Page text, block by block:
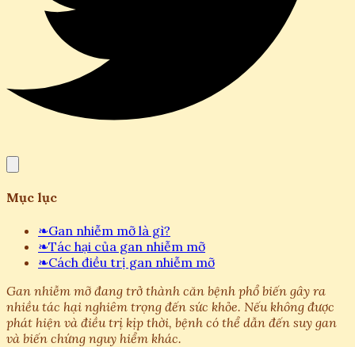
Mục lục
❧Gan nhiễm mỡ là gì?
❧Tác hại của gan nhiễm mỡ
❧Cách điều trị gan nhiễm mỡ
Gan nhiễm mỡ đang trở thành căn bệnh phổ biến gây ra
nhiều tác hại nghiêm trọng đến sức khỏe. Nếu không được
phát hiện và điều trị kịp thời, bệnh có thể dẫn đến suy gan
và biến chứng nguy hiểm khác.